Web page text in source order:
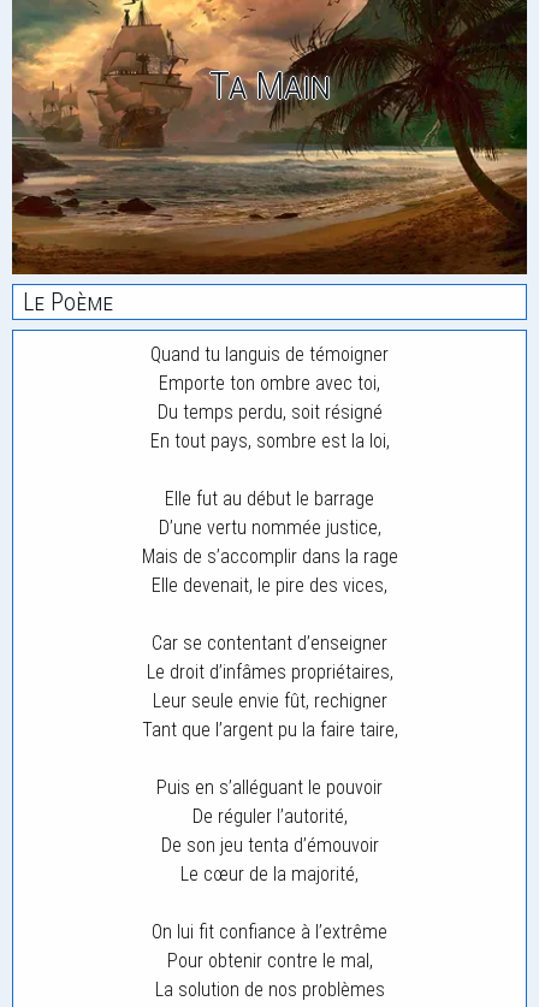
Ta Main
Le Poème
Quand tu languis de témoigner
Emporte ton ombre avec toi,
Du temps perdu, soit résigné
En tout pays, sombre est la loi,
Elle fut au début le barrage
D’une vertu nommée justice,
Mais de s’accomplir dans la rage
Elle devenait, le pire des vices,
Car se contentant d’enseigner
Le droit d’infâmes propriétaires,
Leur seule envie fût, rechigner
Tant que l’argent pu la faire taire,
Puis en s’alléguant le pouvoir
De réguler l’autorité,
De son jeu tenta d’émouvoir
Le cœur de la majorité,
On lui fit confiance à l’extrême
Pour obtenir contre le mal,
La solution de nos problèmes